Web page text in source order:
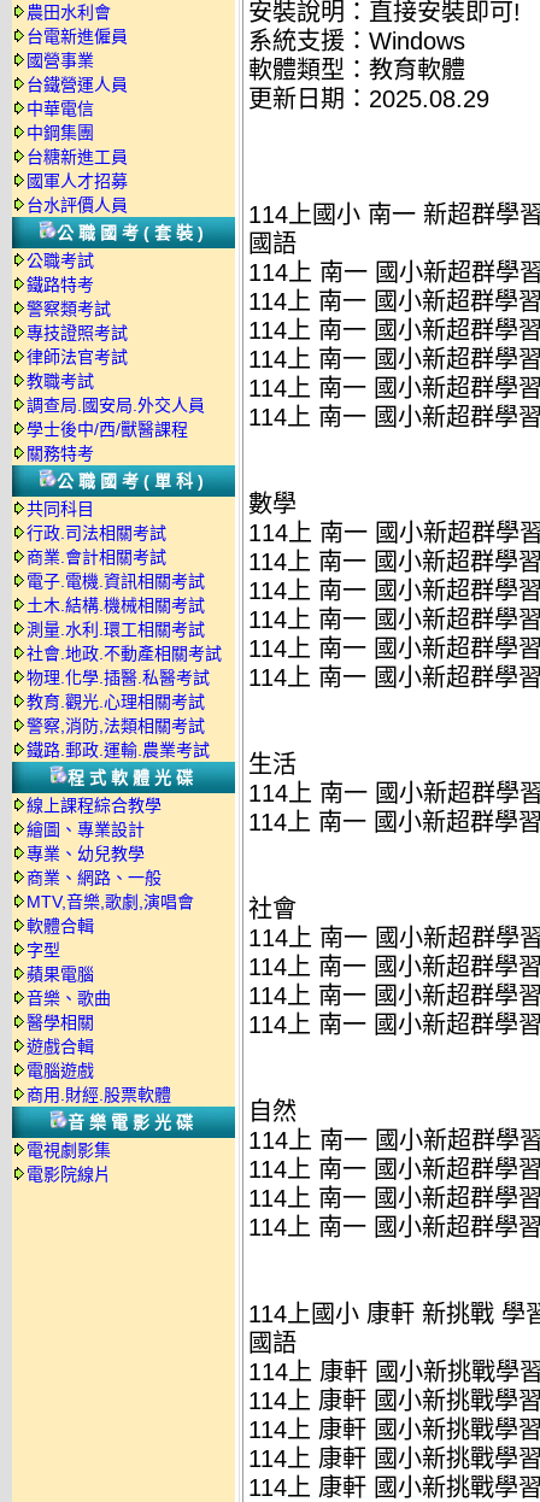
農田水利會
台電新進僱員
國營事業
台鐵營運人員
中華電信
中鋼集團
台糖新進工員
國軍人才招募
台水評價人員
公職國考(套裝)
公職考試
鐵路特考
警察類考試
專技證照考試
律師法官考試
教職考試
調查局.國安局.外交人員
學士後中/西/獸醫課程
關務特考
公職國考(單科)
共同科目
行政.司法相關考試
商業.會計相關考試
電子.電機.資訊相關考試
土木.結構.機械相關考試
測量.水利.環工相關考試
社會.地政.不動產相關考試
物理.化學.插醫.私醫考試
教育.觀光.心理相關考試
警察,消防,法類相關考試
鐵路.郵政.運輸.農業考試
程式軟體光碟
線上課程綜合教學
繪圖、專業設計
專業、幼兒教學
商業、網路、一般
MTV,音樂,歌劇,演唱會
軟體合輯
字型
蘋果電腦
音樂、歌曲
醫學相關
遊戲合輯
電腦遊戲
商用.財經.股票軟體
音樂電影光碟
電視劇影集
電影院線片
安裝說明：直接安裝即可!
系統支援：Windows
軟體類型：教育軟體
更新日期：2025.08.29
114上國小 南一 新超群學
國語
114上 南一 國小新超群學
114上 南一 國小新超群學
114上 南一 國小新超群學
114上 南一 國小新超群學
114上 南一 國小新超群學
114上 南一 國小新超群學
數學
114上 南一 國小新超群學
114上 南一 國小新超群學
114上 南一 國小新超群學
114上 南一 國小新超群學
114上 南一 國小新超群學
114上 南一 國小新超群學
生活
114上 南一 國小新超群學
114上 南一 國小新超群學
社會
114上 南一 國小新超群學
114上 南一 國小新超群學
114上 南一 國小新超群學
114上 南一 國小新超群學
自然
114上 南一 國小新超群學
114上 南一 國小新超群學
114上 南一 國小新超群學
114上 南一 國小新超群學
114上國小 康軒 新挑戰 學
國語
114上 康軒 國小新挑戰學
114上 康軒 國小新挑戰學
114上 康軒 國小新挑戰學
114上 康軒 國小新挑戰學
114上 康軒 國小新挑戰學